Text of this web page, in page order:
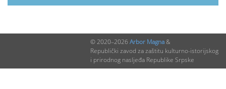
© 2020–2026 Arbor Magna&
Republički zavod za zaštitu kulturno-istorijskog
i prirodnog nasljeđa Republike Srpske